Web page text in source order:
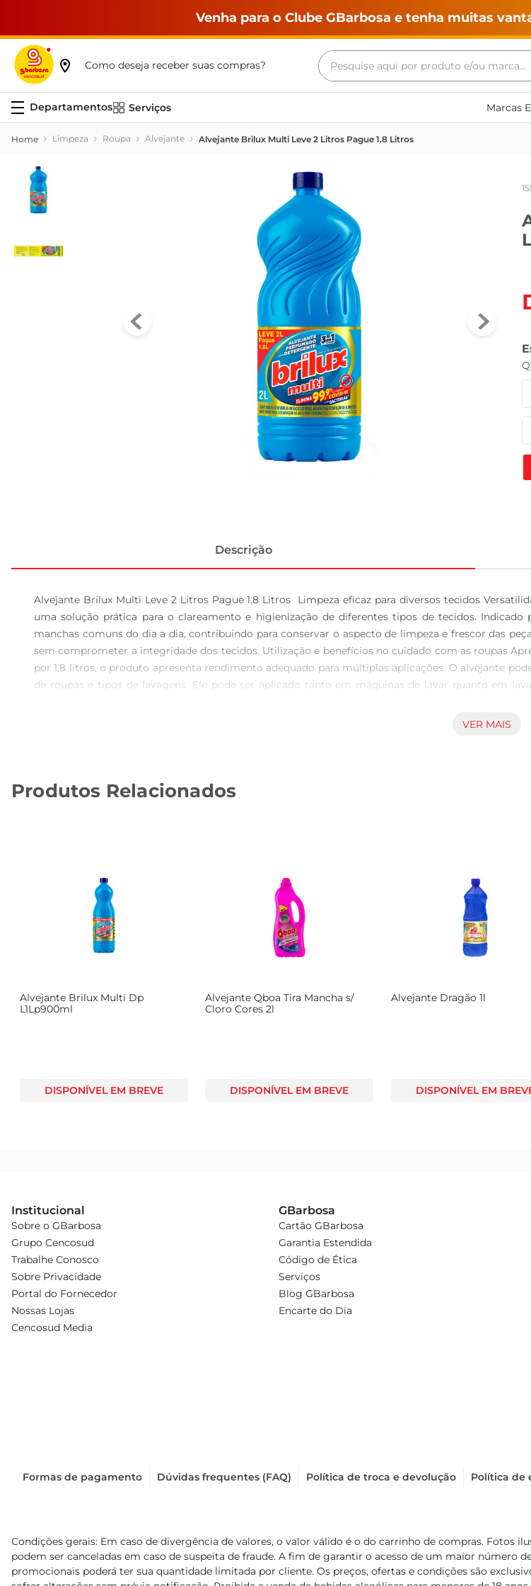
Venha para o Clube GBarbosa e tenha muitas
Como deseja receber suas compras?
Pesquise aqui por produto e/ou
Serviços Marcas
Limpeza Roupa Alvejante Alvejante Brilux Multi Leve 2 Litros Pague 1.8 Litros
Descrição
Alvejante Brilux Multi Leve 2 Litros Pague 1.8 Litros  Limpeza eficaz para diversos tecidos
uma solução prática para o clareamento e higienização de diferentes tipos de tecidos.
manchas comuns do dia a dia, contribuindo para conservar o aspecto de limpeza e frescor das
sem comprometer a integridade dos tecidos. Utilização e benefícios no cuidado com as roupas
por 1,8 litros, o produto apresenta rendimento adequado para múltiplas aplicações. O alvejante
de roupas e tipos de lavagens. Ele pode ser aplicado tanto em máquinas de lavar quanto em
essenciais recomendados para manutenção das peças. Apresenta compatibilidade com variadas
VER MAIS
Produtos Relacionados
Alvejante Brilux Multi Dp
L1Lp900ml
DISPONÍVEL EM BREVE
Alvejante Qboa Tira Mancha s/
Cloro Cores 2l
DISPONÍVEL EM BREVE
Alvejante Dragão 1l
DISPONÍVEL EM
Institucional
Sobre o GBarbosa
Grupo Cencosud
Trabalhe Conosco
Sobre Privacidade
Portal do Fornecedor
Nossas Lojas
Cencosud Media
GBarbosa
Cartão GBarbosa
Garantia Estendida
Código de Ética
Serviços
Blog GBarbosa
Encarte do Dia
Formas de pagamento Dúvidas frequentes (FAQ) Política de troca e devolução Política de
Condições gerais: Em caso de divergência de valores, o valor válido é o do carrinho de compras. Fotos
podem ser canceladas em caso de suspeita de fraude. A fim de garantir o acesso de um maior número
promocionais poderá ter sua quantidade limitada por cliente. Os preços, ofertas e condições são
Termos mais buscados
maquina lavar
cerveja
frango
vinho
leite
tv
leite pó